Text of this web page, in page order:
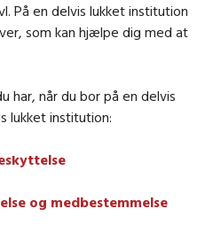
På en delvis lukket institution
som kan hjælpe dig med at
har, når du bor på en delvis
lukket institution:
og medbestemmelse